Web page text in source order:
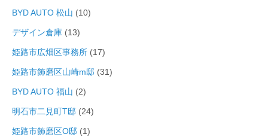
BYD AUTO 松山 (10)
デザイン倉庫 (13)
姫路市広畑区事務所 (17)
姫路市飾磨区山崎m邸 (31)
BYD AUTO 福山 (2)
明石市二見町T邸 (24)
姫路市飾磨区O邸 (1)